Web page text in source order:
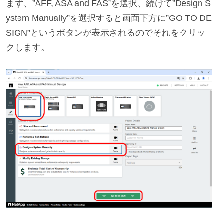
まず、”AFF, ASA and FAS”を選択、続けて”Design S
ystem Manually”を選択すると画面下方に”GO TO DE
SIGN”というボタンが表示されるのでそれをクリッ
クします。